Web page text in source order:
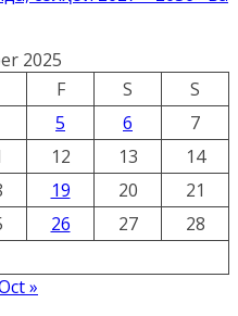
2025
F S
S
5 6
7
12 13
14
19 20
21
26 27
28
»